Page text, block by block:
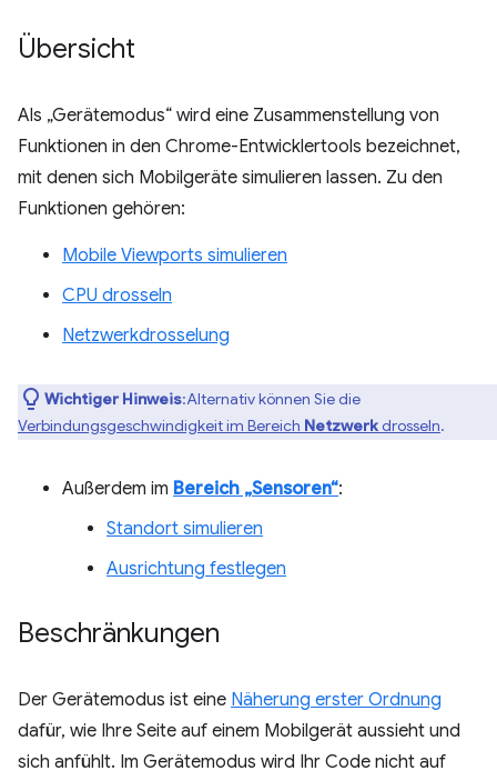
Übersicht
Als „Gerätemodus“ wird eine Zusammenstellung von
Funktionen in den Chrome-Entwicklertools bezeichnet,
mit denen sich Mobilgeräte simulieren lassen. Zu den
Funktionen gehören:
Mobile Viewports simulieren
CPU drosseln
Netzwerkdrosselung
Wichtiger Hinweis:Alternativ können Sie die
Verbindungsgeschwindigkeit im Bereich Netzwerkdrosseln.
Außerdem im Bereich „Sensoren“:
Standort simulieren
Ausrichtung festlegen
Beschränkungen
Der Gerätemodus ist eine Näherung erster Ordnung
dafür, wie Ihre Seite auf einem Mobilgerät aussieht und
sich anfühlt. Im Gerätemodus wird Ihr Code nicht auf